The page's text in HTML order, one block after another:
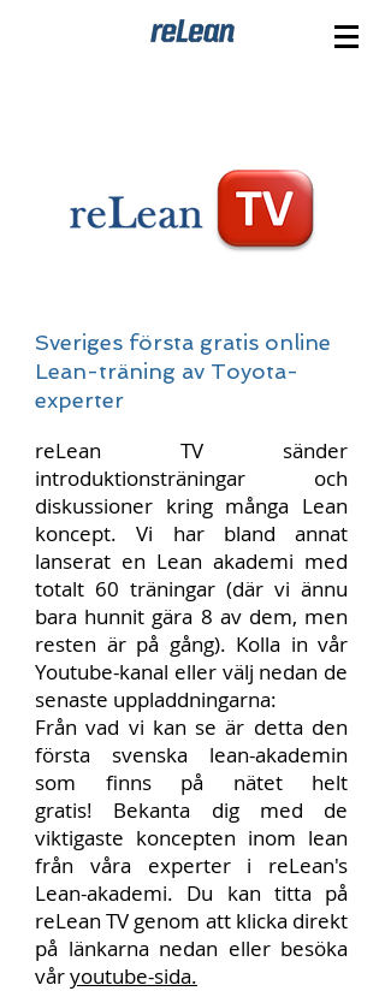
reLean TV sänder
introduktionsträningar och
diskussioner kring många Lean
koncept. Vi har bland annat
lanserat en Lean akademi med
totalt 60 träningar (där vi ännu
bara hunnit gära 8 av dem, men
resten är på gång). Kolla in vår
Youtube-kanal eller välj nedan de
senaste uppladdningarna:
Från vad vi kan se är detta den
första svenska lean-akademin
som finns på nätet helt
gratis! Bekanta dig med de
viktigaste koncepten inom lean
från våra experter i reLean's
Lean-akademi. Du kan titta på
reLean TV genom att klicka direkt
på länkarna nedan eller besöka
våryoutube-sida.
Sveriges första gratis online
Lean-träning av Toyota-
experter